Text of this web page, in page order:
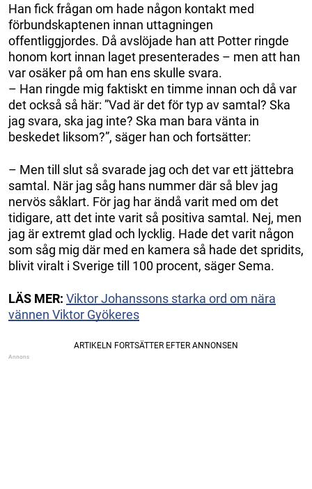
Han fick frågan om hade någon kontakt med
förbundskaptenen innan uttagningen
offentliggjordes. Då avslöjade han att Potter ringde
honom kort innan laget presenterades – men att han
var osäker på om han ens skulle svara.
– Han ringde mig faktiskt en timme innan och då var
det också så här: ”Vad är det för typ av samtal? Ska
jag svara, ska jag inte? Ska man bara vänta in
beskedet liksom?”, säger han och fortsätter:
– Men till slut så svarade jag och det var ett jättebra
samtal. När jag såg hans nummer där så blev jag
nervös såklart. För jag har ändå varit med om det
tidigare, att det inte varit så positiva samtal. Nej, men
jag är extremt glad och lycklig. Hade det varit någon
som såg mig där med en kamera så hade det spridits,
blivit viralt i Sverige till 100 procent, säger Sema.
LÄS MER: Viktor Johanssons starka ord om nära
vännen Viktor Gyökeres